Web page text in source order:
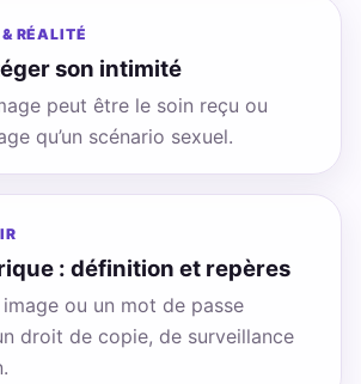
RÉALITÉ
son intimité
peut être le soin reçu ou
qu’un scénario sexuel.
: définition et repères
ou un mot de passe
droit de copie, de surveillance